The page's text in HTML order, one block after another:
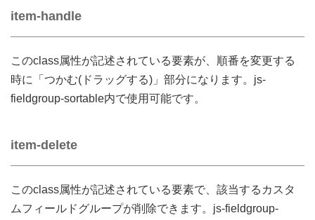
item-handle
このclass属性が記述されている要素が、順番を変更する
時に「つかむ(ドラッグする)」部分になります。js-
fieldgroup-sortable内で使用可能です。
item-delete
このclass属性が記述されている要素で、該当するカスタ
ムフィールドグループが削除できます。js-fieldgroup-